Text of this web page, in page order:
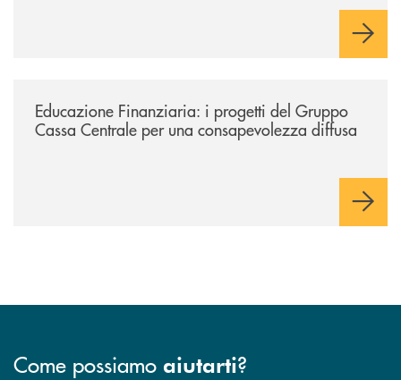
Educazione Finanziaria: i progetti del Gruppo
Cassa Centrale per una consapevolezza diffusa
Come possiamo aiutarti?